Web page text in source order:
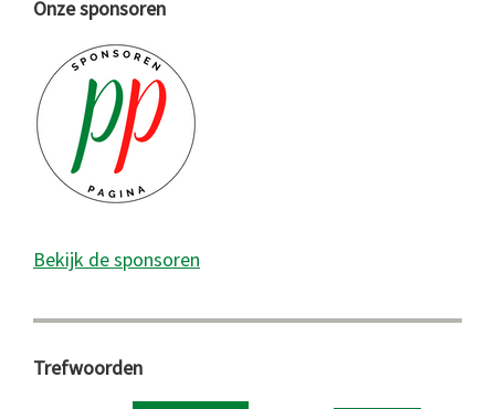
Onze sponsoren
Bekijk de sponsoren
Trefwoorden